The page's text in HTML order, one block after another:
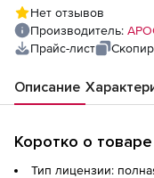
Республика
Нет отзывов
Производитель:
Прайс-лист
Описание
Коротко о товаре
Тип лицензии: